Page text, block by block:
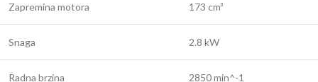
Zapremina motora 173 cm³
Snaga 2.8 kW
Radna brzina 2850 min^-1